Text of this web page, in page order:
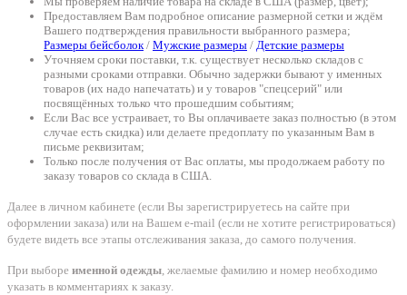
Предоставляем Вам подробное описание размерной сетки и ждём
Вашего подтверждения правильности выбранного размера;
Размеры бейсболок/ Мужские размеры / Детские размеры
Уточняем сроки поставки, т.к. существует несколько складов с
разными сроками отправки. Обычно задержки бывают у именных
товаров (их надо напечатать) и у товаров "спецсерий" или
посвящённых только что прошедшим событиям;
Если Вас все устраивает, то Вы оплачиваете заказ полностью (в этом
случае есть скидка) или делаете предоплату по указанным Вам в
письме реквизитам;
Только после получения от Вас оплаты, мы продолжаем работу по
заказу товаров со склада в США.
Далее в личном кабинете (если Вы зарегистрируетесь на сайте при
оформлении заказа) или на Вашем e-mail (если не хотите регистрироваться)
будете видеть все этапы отслеживания заказа, до самого получения.
При выборе именной одежды, желаемые фамилию и номер необходимо
указать в комментариях к заказу.